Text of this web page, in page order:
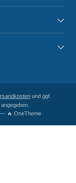
und ggf.
🔥 OneTheme